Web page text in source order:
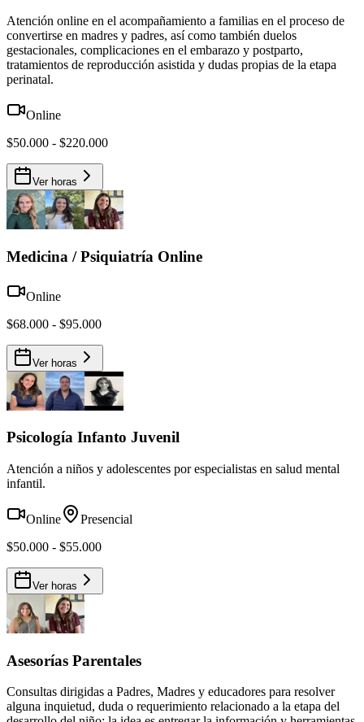
Atención online en el acompañamiento a familias en el proceso de
convertirse en madres y padres, así como también duelos
gestacionales, complicaciones en el embarazo y postparto,
tratamientos de reproducción asistida y dudas propias de la etapa
perinatal.
Online
$50.000 - $220.000
Ver horas
Medicina / Psiquiatría Online
Online
$68.000 - $95.000
Ver horas
Psicología Infanto Juvenil
Atención a niños y adolescentes por especialistas en salud mental
infantil.
Online
Presencial
$50.000 - $55.000
Ver horas
Asesorías Parentales
Consultas dirigidas a Padres, Madres y educadores para resolver
alguna inquietud, duda o requerimiento relacionado a la etapa del